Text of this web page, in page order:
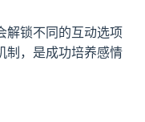
解锁不同的互动选项
制，是成功培养感情